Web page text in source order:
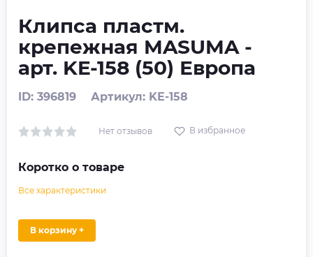
Клипса пластм.
крепежная MASUMA -
арт. KE-158 (50) Европа
ID: 396819 Артикул: KE-158
Нет отзывов В избранное
Коротко о товаре
Все характеристики
В корзину +